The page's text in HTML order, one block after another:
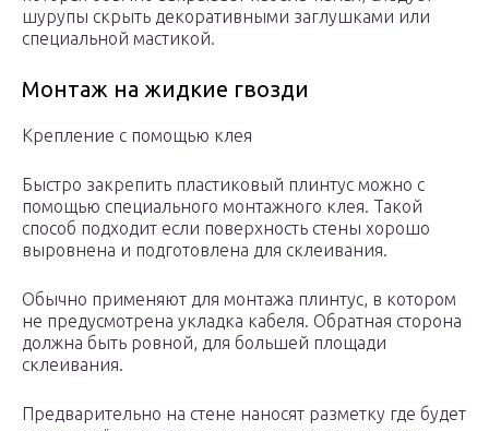
шурупы скрыть декоративными заглушками или
специальной мастикой.
Монтаж на жидкие гвозди
Крепление с помощью клея
Быстро закрепить пластиковый плинтус можно с
помощью специального монтажного клея. Такой
способ подходит если поверхность стены хорошо
выровнена и подготовлена для склеивания.
Обычно применяют для монтажа плинтус, в котором
не предусмотрена укладка кабеля. Обратная сторона
должна быть ровной, для большей площади
склеивания.
Предварительно на стене наносят разметку где будет